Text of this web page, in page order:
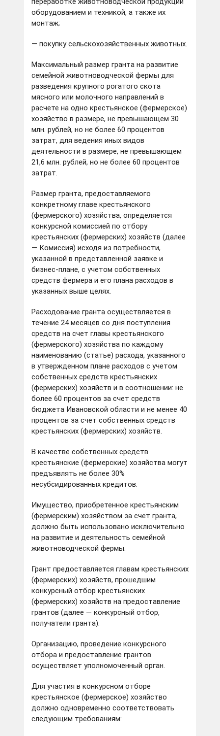
оборудованием и техникой, а также их
монтаж;
— покупку сельскохозяйственных животных.
Максимальный размер гранта на развитие
семейной животноводческой фермы для
разведения крупного рогатого скота
мясного или молочного направлений в
расчете на одно крестьянское (фермерское)
хозяйство в размере, не превышающем 30
млн. рублей, но не более 60 процентов
затрат, для ведения иных видов
деятельности в размере, не превышающем
21,6 млн. рублей, но не более 60 процентов
затрат.
Размер гранта, предоставляемого
конкретному главе крестьянского
(фермерского) хозяйства, определяется
конкурсной комиссией по отбору
крестьянских (фермерских) хозяйств (далее
— Комиссия) исходя из потребности,
указанной в представленной заявке и
бизнес-плане, с учетом собственных
средств фермера и его плана расходов в
указанных выше целях.
Расходование гранта осуществляется в
течение 24 месяцев со дня поступления
средств на счет главы крестьянского
(фермерского) хозяйства по каждому
наименованию (статье) расхода, указанного
в утвержденном плане расходов с учетом
собственных средств крестьянских
(фермерских) хозяйств и в соотношении: не
более 60 процентов за счет средств
бюджета Ивановской области и не менее 40
процентов за счет собственных средств
крестьянских (фермерских) хозяйств.
В качестве собственных средств
крестьянские (фермерские) хозяйства могут
предъявлять не более 30%
несубсидированных кредитов.
Имущество, приобретенное крестьянским
(фермерским) хозяйством за счет гранта,
должно быть использовано исключительно
на развитие и деятельность семейной
животноводческой фермы.
Грант предоставляется главам крестьянских
(фермерских) хозяйств, прошедшим
конкурсный отбор крестьянских
(фермерских) хозяйств на предоставление
грантов (далее — конкурсный отбор,
получатели гранта).
Организацию, проведение конкурсного
отбора и предоставление грантов
осуществляет уполномоченный орган.
Для участия в конкурсном отборе
крестьянское (фермерское) хозяйство
должно одновременно соответствовать
следующим требованиям: